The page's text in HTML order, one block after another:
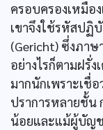
ครอบครองเหมือ
เขาจึงใช้รหัสปฏิ
(Gericht) ซึ่งภาษ
อย่างไรก็ตามฝรั่ง
มากนักเพราะเชื่
ปราการหลายชั้น
น้อยและแม้ผู้บัญช